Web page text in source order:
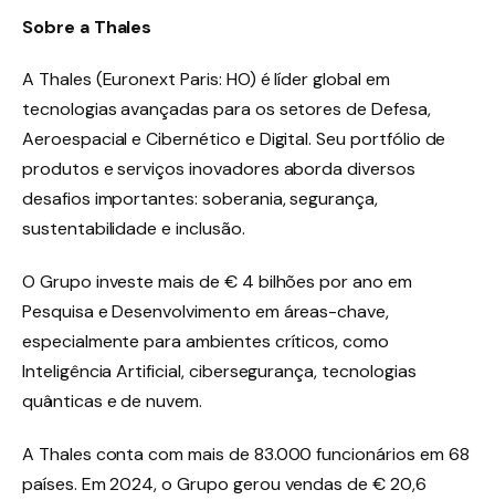
Sobre a Thales
A Thales (Euronext Paris: HO) é líder global em
tecnologias avançadas para os setores de Defesa,
Aeroespacial e Cibernético e Digital. Seu portfólio de
produtos e serviços inovadores aborda diversos
desafios importantes: soberania, segurança,
sustentabilidade e inclusão.
O Grupo investe mais de € 4 bilhões por ano em
Pesquisa e Desenvolvimento em áreas-chave,
especialmente para ambientes críticos, como
Inteligência Artificial, cibersegurança, tecnologias
quânticas e de nuvem.
A Thales conta com mais de 83.000 funcionários em 68
países. Em 2024, o Grupo gerou vendas de € 20,6